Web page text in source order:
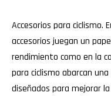
Accesorios para ciclismo.
accesorios juegan un
rendimiento como en la
para ciclismo abarcan
diseñados para mejorar